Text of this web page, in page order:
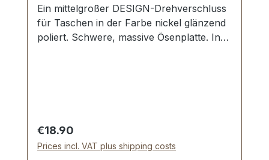
Ein mittelgroßer DESIGN-Drehverschluss
für Taschen in der Farbe nickel glänzend
poliert. Schwere, massive Ösenplatte. In
rechteckige Drehwirbel wird mit 2
Umlage-Klammern und der beiliegenden
Unterlegscheibe einfach befestigt.
Regular price:
€18.90
Prices incl. VAT plus shipping costs